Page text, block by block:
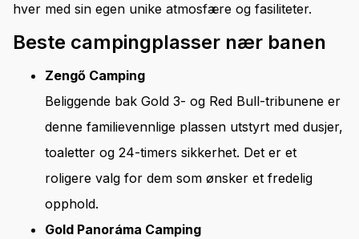
hver med sin egen unike atmosfære og fasiliteter.
Beste campingplasser nær banen
Zengő Camping
Beliggende bak Gold 3- og Red Bull-tribunene er
denne familievennlige plassen utstyrt med dusjer,
toaletter og 24-timers sikkerhet. Det er et
roligere valg for dem som ønsker et fredelig
opphold.
Gold Panoráma Camping